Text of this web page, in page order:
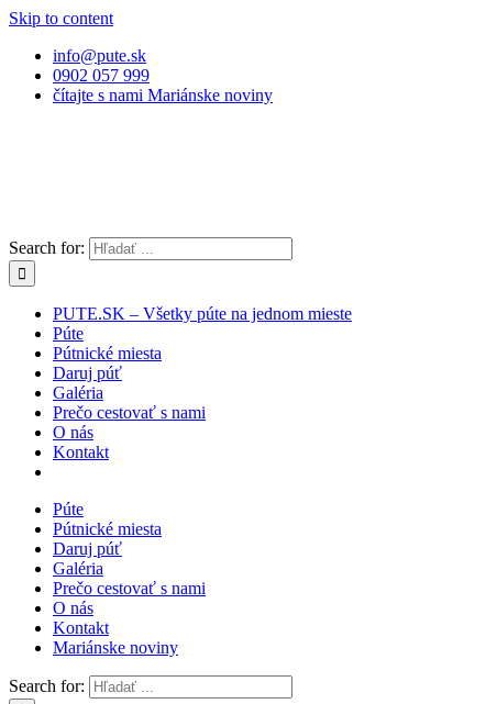
Skip to content
info@pute.sk
0902 057 999
čítajte s nami Mariánske noviny
Search for:
PUTE.SK – Všetky púte na jednom mieste
Púte
Pútnické miesta
Daruj púť
Galéria
Prečo cestovať s nami
O nás
Kontakt
Púte
Pútnické miesta
Daruj púť
Galéria
Prečo cestovať s nami
O nás
Kontakt
Mariánske noviny
Search for: